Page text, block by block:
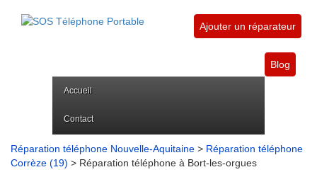
Ajouter un réparateur
Blog
Accueil
Contact
Réparation téléphone Nouvelle-Aquitaine > Réparation téléphone
Corrèze (19) > Réparation téléphone à Bort-les-orgues